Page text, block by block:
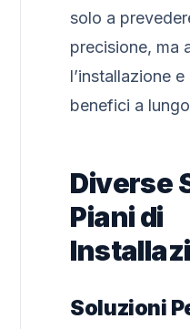
solo a
precisione, ma
l’installazione
benefici a
Diverse
Piani di
Soluzioni